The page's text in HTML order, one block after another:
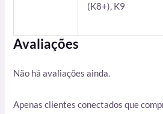
(K8+), K9
Avaliações
Não há avaliações ainda.
Apenas clientes conectados que